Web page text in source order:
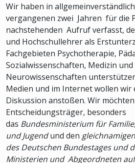
Wir haben in
vergangenen zwei Jahren für die
nachstehenden Aufruf verfasst,
und Hochschullehrer als
Fachgebieten Psychotherapie,
Sozialwissenschaften, Medizin und
Neurowissenschaften
Medien und im Internet wollen wir
Diskussion anstoßen. Wir
Entscheidungsträger, besonders
das Bundesministerium für
und Jugendund den
des Deutschen Bundestages und
Ministerien und Abgeordneten